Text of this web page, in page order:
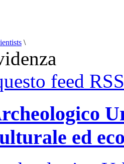
\
feed RSS
ed